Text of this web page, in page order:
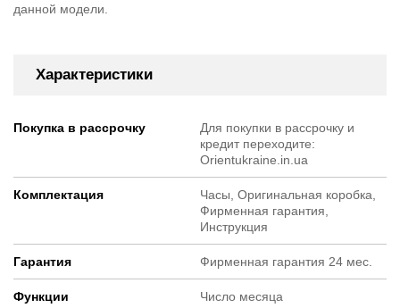
данной модели.
Характеристики
Покупка в рассрочку
Для покупки в рассрочку и
кредит переходите:
Orientukraine.in.ua
Комплектация
Часы, Оригинальная коробка,
Фирменная гарантия,
Инструкция
Гарантия Фирменная гарантия 24 мес.
Функции Число месяца